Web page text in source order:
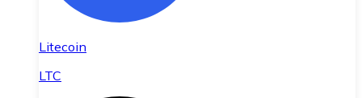
Litecoin
LTC